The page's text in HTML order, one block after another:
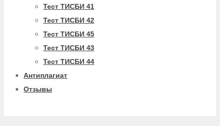
Тест ТИСБИ 41
Тест ТИСБИ 42
Тест ТИСБИ 45
Тест ТИСБИ 43
Тест ТИСБИ 44
Антиплагиат
Отзывы